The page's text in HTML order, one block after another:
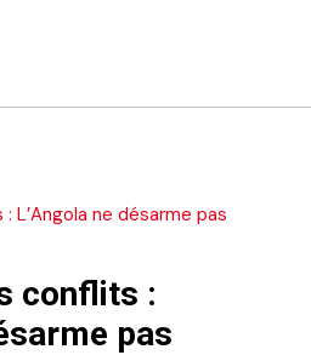
L’Angola ne désarme pas
conflits :
pas